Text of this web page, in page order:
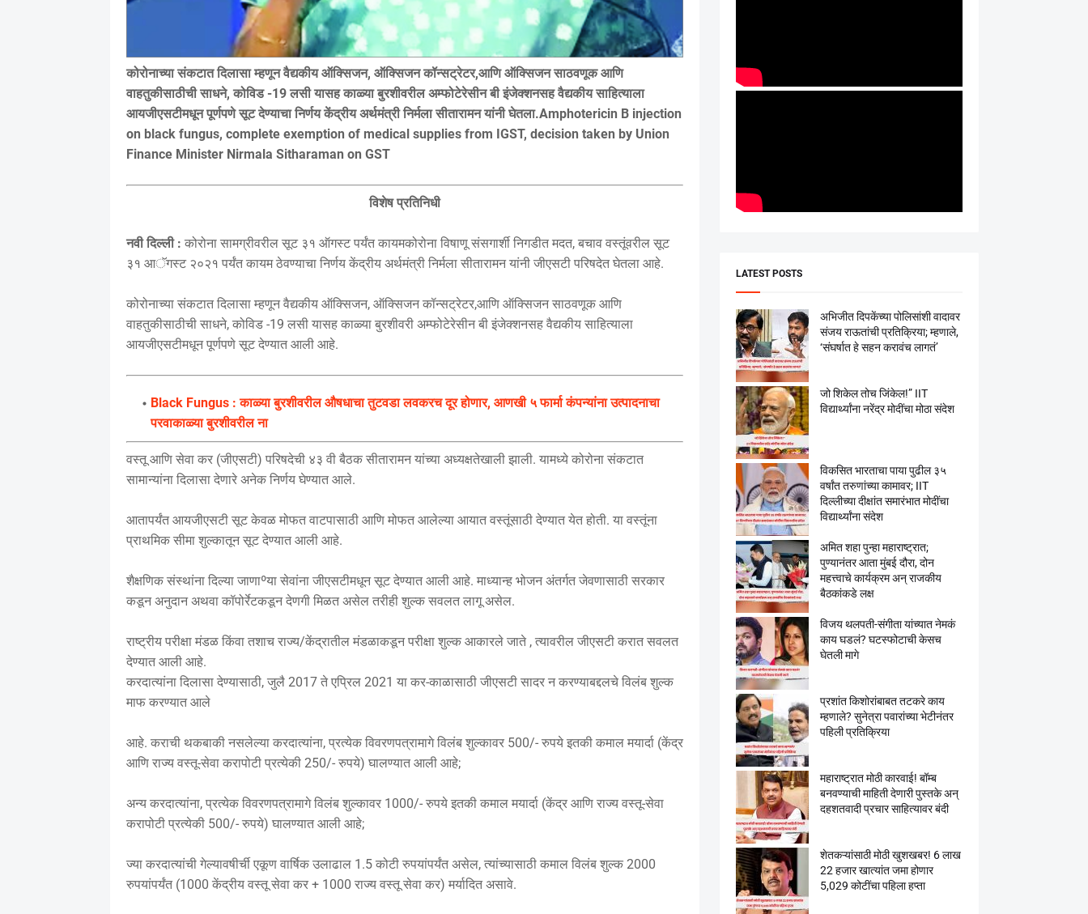
कोरोनाच्या संकटात दिलासा म्हणून वैद्यकीय ऑक्सिजन, ऑक्सिजन कॉन्सट्रेटर,आणि ऑक्सिजन साठवणूक आणि
वाहतुकीसाठीची साधने, कोविड -19 लसी यासह काळ्या बुरशीवरील अम्फोटेरेसीन बी इंजेक्शनसह वैद्यकीय साहित्याला
आयजीएसटीमधून पूर्णपणे सूट देण्याचा निर्णय केंद्रीय अर्थमंत्री निर्मला सीतारामन यांनी घेतला.Amphotericin B injection
on black fungus, complete exemption of medical supplies from IGST, decision taken by Union
Finance Minister Nirmala Sitharaman on GST
विशेष प्रतिनिधी
नवी दिल्ली : कोरोना सामग्रीवरील सूट ३१ ऑगस्ट पर्यंत कायमकोरोना विषाणू संसगार्शी निगडीत मदत, बचाव वस्तूंवरील सूट
३१ आॅगस्ट २०२१ पर्यंत कायम ठेवण्याचा निर्णय केंद्रीय अर्थमंत्री निर्मला सीतारामन यांनी जीएसटी परिषदेत घेतला आहे.
कोरोनाच्या संकटात दिलासा म्हणून वैद्यकीय ऑक्सिजन, ऑक्सिजन कॉन्सट्रेटर,आणि ऑक्सिजन साठवणूक आणि
वाहतुकीसाठीची साधने, कोविड -19 लसी यासह काळ्या बुरशीवरी अम्फोटेरेसीन बी इंजेक्शनसह वैद्यकीय साहित्याला
आयजीएसटीमधून पूर्णपणे सूट देण्यात आली आहे.
Black Fungus : काळ्या बुरशीवरील औषधाचा तुटवडा लवकरच दूर होणार, आणखी ५ फार्मा कंपन्यांना उत्पादनाचा
परवाकाळ्या बुरशीवरील ना
वस्तू आणि सेवा कर (जीएसटी) परिषदेची ४३ वी बैठक सीतारामन यांच्या अध्यक्षतेखाली झाली. यामध्ये कोरोना संकटात
सामान्यांना दिलासा देणारे अनेक निर्णय घेण्यात आले.
आतापर्यंत आयजीएसटी सूट केवळ मोफत वाटपासाठी आणि मोफत आलेल्या आयात वस्तूंसाठी देण्यात येत होती. या वस्तूंना
प्राथमिक सीमा शुल्कातून सूट देण्यात आली आहे.
शैक्षणिक संस्थांना दिल्या जाणाºया सेवांना जीएसटीमधून सूट देण्यात आली आहे. माध्यान्ह भोजन अंतर्गत जेवणासाठी सरकार
कडून अनुदान अथवा कॉपोर्रेटकडून देणगी मिळत असेल तरीही शुल्क सवलत लागू असेल.
राष्ट्रीय परीक्षा मंडळ किंवा तशाच राज्य/केंद्रातील मंडळाकडून परीक्षा शुल्क आकारले जाते , त्यावरील जीएसटी करात सवलत
देण्यात आली आहे.
करदात्यांना दिलासा देण्यासाठी, जुलै 2017 ते एप्रिल 2021 या कर-काळासाठी जीएसटी सादर न करण्याबद्दलचे विलंब शुल्क
माफ करण्यात आले
आहे. कराची थकबाकी नसलेल्या करदात्यांना, प्रत्येक विवरणपत्रामागे विलंब शुल्कावर 500/- रुपये इतकी कमाल मयार्दा (केंद्र
आणि राज्य वस्तू-सेवा करापोटी प्रत्येकी 250/- रुपये) घालण्यात आली आहे;
अन्य करदात्यांना, प्रत्येक विवरणपत्रामागे विलंब शुल्कावर 1000/- रुपये इतकी कमाल मयार्दा (केंद्र आणि राज्य वस्तू-सेवा
करापोटी प्रत्येकी 500/- रुपये) घालण्यात आली आहे;
ज्या करदात्यांची गेल्यावषीर्ची एकूण वार्षिक उलाढाल 1.5 कोटी रुपयांपर्यंत असेल, त्यांच्यासाठी कमाल विलंब शुल्क 2000
रुपयांपर्यंत (1000 केंद्रीय वस्तू सेवा कर + 1000 राज्य वस्तू सेवा कर) मर्यादित असावे.
LATEST POSTS
अभिजीत दिपकेंच्या पोलिसांशी वादावर
संजय राऊतांची प्रतिक्रिया; म्हणाले,
‘संघर्षात हे सहन करावंच लागतं’
जो शिकेल तोच जिंकेल!” IIT
विद्यार्थ्यांना नरेंद्र मोदींचा मोठा संदेश
विकसित भारताचा पाया पुढील ३५
वर्षांत तरुणांच्या कामावर; IIT
दिल्लीच्या दीक्षांत समारंभात मोदींचा
विद्यार्थ्यांना संदेश
अमित शहा पुन्हा महाराष्ट्रात;
पुण्यानंतर आता मुंबई दौरा, दोन
महत्त्वाचे कार्यक्रम अन् राजकीय
बैठकांकडे लक्ष
विजय थलपती-संगीता यांच्यात नेमकं
काय घडलं? घटस्फोटाची केसच
घेतली मागे
प्रशांत किशोरांबाबत तटकरे काय
म्हणाले? सुनेत्रा पवारांच्या भेटीनंतर
पहिली प्रतिक्रिया
महाराष्ट्रात मोठी कारवाई! बॉम्ब
बनवण्याची माहिती देणारी पुस्तके अन्
दहशतवादी प्रचार साहित्यावर बंदी
शेतकऱ्यांसाठी मोठी खुशखबर! 6 लाख
22 हजार खात्यांत जमा होणार
5,029 कोटींचा पहिला हप्ता